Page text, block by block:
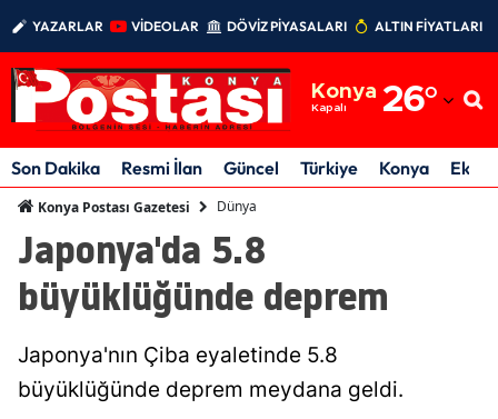
YAZARLAR VİDEOLAR DÖVİZ PİYASALARI ALTIN FİYATLARI
Konya
Kapalı 26°
Adıyaman
Afyonkarahisar
Ankara
Artvin
Son Dakika Resmi İlan Güncel Türkiye Konya
Konya Postası Gazetesi Dünya
Japonya'da 5.8
büyüklüğünde deprem
Japonya'nın Çiba eyaletinde 5.8
büyüklüğünde deprem meydana geldi.